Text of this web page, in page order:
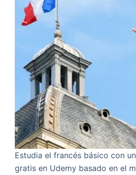
Estudia el francés básico con
gratis en Udemy basado en el